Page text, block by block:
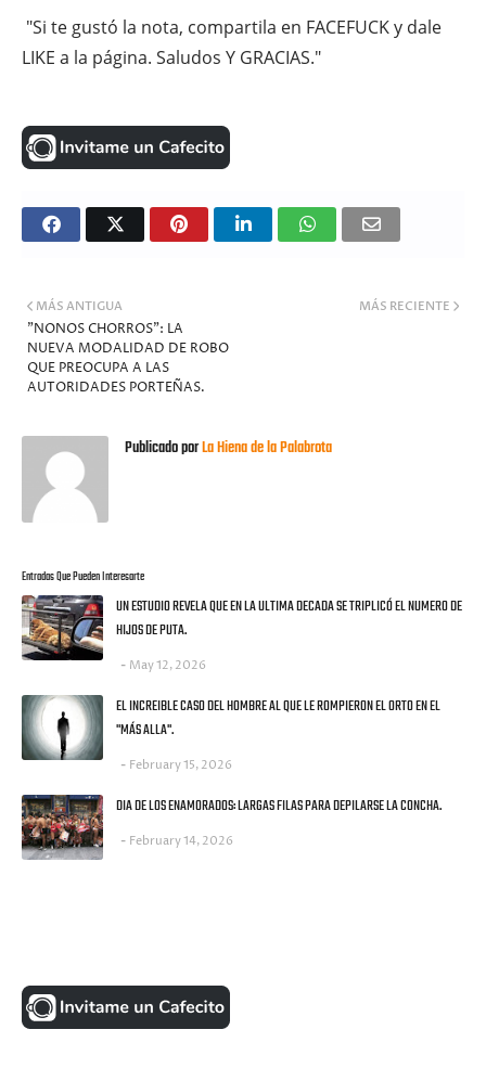
"Si te gustó la nota, compartila en FACEFUCK y dale
LIKE a la página. Saludos Y GRACIAS."
MÁS RECIENTE
MÁS ANTIGUA
"NONOS CHORROS": LA
NUEVA MODALIDAD DE ROBO
QUE PREOCUPA A LAS
AUTORIDADES PORTEÑAS.
Publicado porLa Hiena de la Palabrota
Entradas Que Pueden Interesarte
UN ESTUDIO REVELA QUE EN LA ULTIMA DECADA SE TRIPLICÓ EL NUMERO DE
HIJOS DE PUTA.
May 12, 2026
EL INCREIBLE CASO DEL HOMBRE AL QUE LE ROMPIERON EL ORTO EN EL
"MÁS ALLA".
February 15, 2026
DIA DE LOS ENAMORADOS: LARGAS FILAS PARA DEPILARSE LA CONCHA.
February 14, 2026